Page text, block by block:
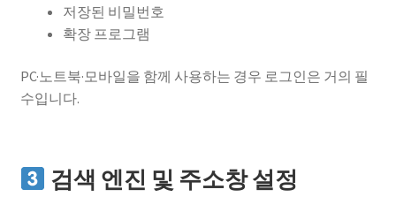
저장된 비밀번호
확장 프로그램
PC·노트북·모바일을 함께 사용하는 경우 로그인은 거의 필
수입니다.
검색 엔진 및 주소창 설정